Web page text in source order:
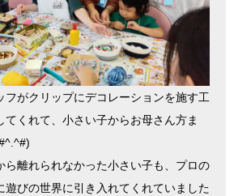
フがクリップにデコレーションを施す工
てくれて、小さい子からお母さん方ま
ら離れられなかった小さい子も、プロの
遊びの世界に引き入れてくれていました